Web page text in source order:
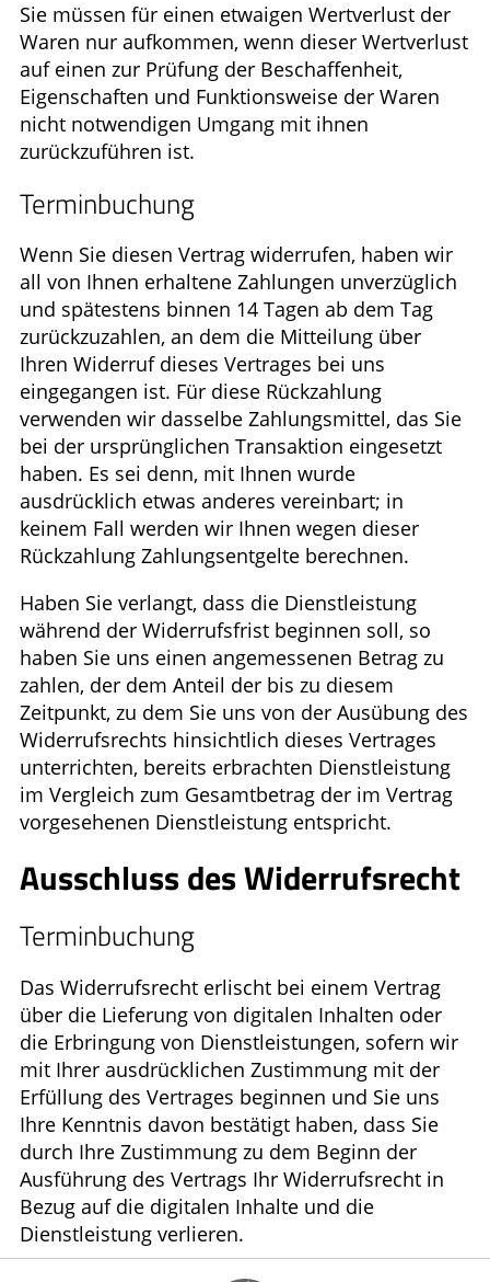
Sie müssen für einen etwaigen Wertverlust der
Waren nur aufkommen, wenn dieser Wertverlust
auf einen zur Prüfung der Beschaffenheit,
Eigenschaften und Funktionsweise der Waren
nicht notwendigen Umgang mit ihnen
zurückzuführen ist.
Terminbuchung
Wenn Sie diesen Vertrag widerrufen, haben wir
all von Ihnen erhaltene Zahlungen unverzüglich
und spätestens binnen 14 Tagen ab dem Tag
zurückzuzahlen, an dem die Mitteilung über
Ihren Widerruf dieses Vertrages bei uns
eingegangen ist. Für diese Rückzahlung
verwenden wir dasselbe Zahlungsmittel, das Sie
bei der ursprünglichen Transaktion eingesetzt
haben. Es sei denn, mit Ihnen wurde
ausdrücklich etwas anderes vereinbart; in
keinem Fall werden wir Ihnen wegen dieser
Rückzahlung Zahlungsentgelte berechnen.
Haben Sie verlangt, dass die Dienstleistung
während der Widerrufsfrist beginnen soll, so
haben Sie uns einen angemessenen Betrag zu
zahlen, der dem Anteil der bis zu diesem
Zeitpunkt, zu dem Sie uns von der Ausübung des
Widerrufsrechts hinsichtlich dieses Vertrages
unterrichten, bereits erbrachten Dienstleistung
im Vergleich zum Gesamtbetrag der im Vertrag
vorgesehenen Dienstleistung entspricht.
Ausschluss des Widerrufsrecht
Terminbuchung
Das Widerrufsrecht erlischt bei einem Vertrag
über die Lieferung von digitalen Inhalten oder
die Erbringung von Dienstleistungen, sofern wir
mit Ihrer ausdrücklichen Zustimmung mit der
Erfüllung des Vertrages beginnen und Sie uns
Ihre Kenntnis davon bestätigt haben, dass Sie
durch Ihre Zustimmung zu dem Beginn der
Ausführung des Vertrags Ihr Widerrufsrecht in
Bezug auf die digitalen Inhalte und die
Dienstleistung verlieren.